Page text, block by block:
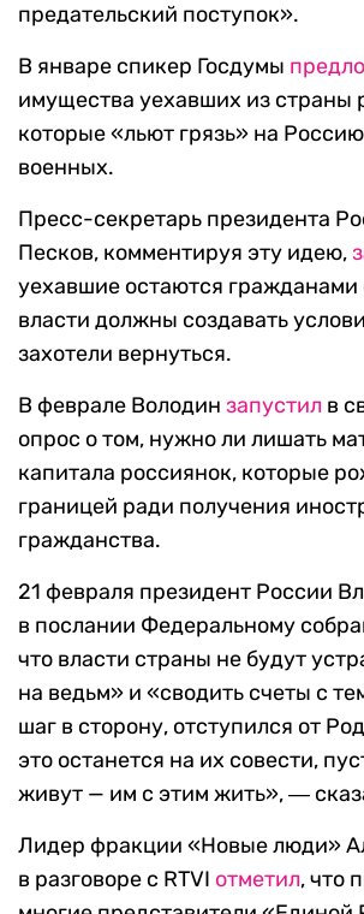
предательский поступок».
В январе спикер Госдумы
имущества уехавших из страны
которые «льют грязь» на
военных.
Пресс-секретарь президента
Песков, комментируя эту идею,
уехавшие остаются гражданами
власти должны создавать
захотели вернуться.
В феврале Володин запустил в
опрос о том, нужно ли лишать
капитала россиянок, которые
границей ради получения
гражданства.
21 февраля президент России
в послании Федеральному
что власти страны не будут
на ведьм» и «сводить счеты с
шаг в сторону, отступился от
это останется на их совести,
живут — им с этим жить», ―
Лидер фракции «Новые люди»
в разговоре с RTVI отметил, что